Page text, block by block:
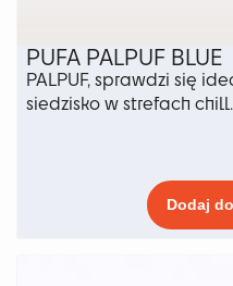
PUFA PALPUF BLUE
PALPUF, sprawdzi się
siedzisko w strefach chill.
Dodaj